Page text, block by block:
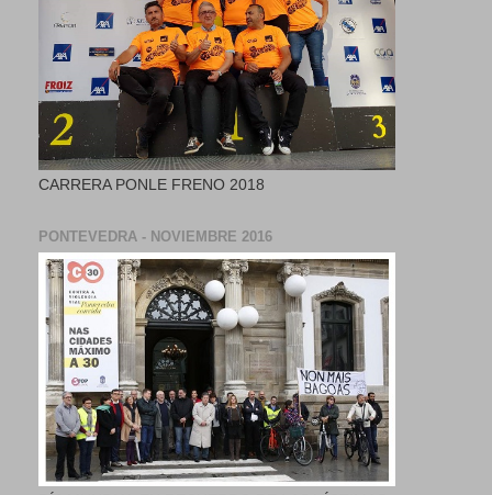
CARRERA PONLE FRENO 2018
PONTEVEDRA - NOVIEMBRE 2016